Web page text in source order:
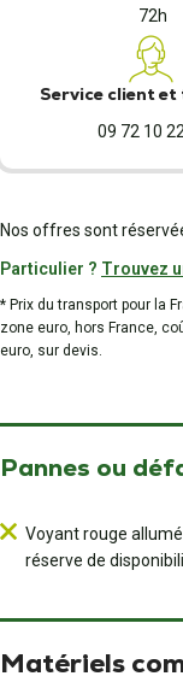
72h
Service client et
09 72 10
Nos offres sont
Particulier ? Trouvez
* Prix du transport pour la
zone euro, hors France,
euro, sur devis.
Pannes ou
Voyant rouge
réserve de
Matériels